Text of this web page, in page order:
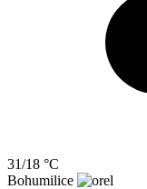
31/18 °C
Bohumilice